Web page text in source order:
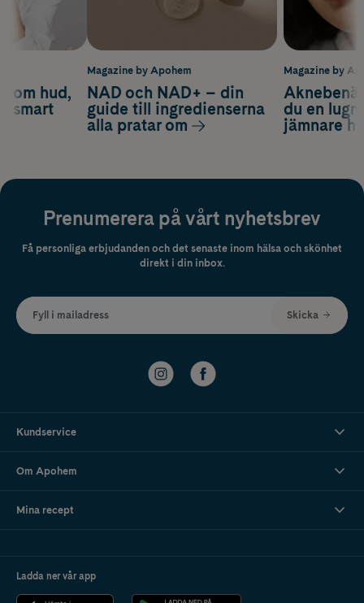
Magazine by
du en
jämnare
om hud,
smart
Magazine by Apohem
NAD och NAD+ – din
guide till ingredienserna
alla pratar om
Prenumerera på vårt nyhetsbrev
Få personliga erbjudanden och det senaste inom hälsa och skönhet
direkt i din inbox.
Fyll i mailadress Skicka
Kundservice
Om Apohem
Mina recept
Ladda ner vår app